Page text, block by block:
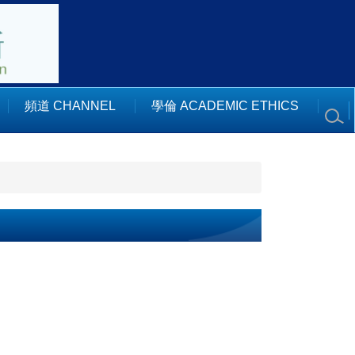
頻道 CHANNEL 學倫 ACADEMIC ETHICS